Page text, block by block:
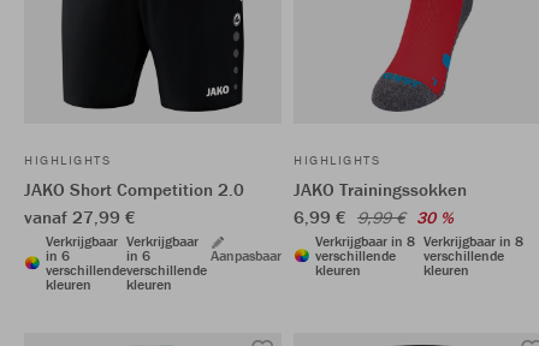
HIGHLIGHTS
JAKO Short Competition 2.0
vanaf 27,99 €
Verkrijgbaar
in 6
verschillende
kleuren
Verkrijgbaar
in 6
verschillende
kleuren
Aanpasbaar
HIGHLIGHTS
JAKO Trainingssokken
6,99 € 9,99 € 30 %
Verkrijgbaar in 8
verschillende
kleuren
Verkrijgbaar in 8
verschillende
kleuren